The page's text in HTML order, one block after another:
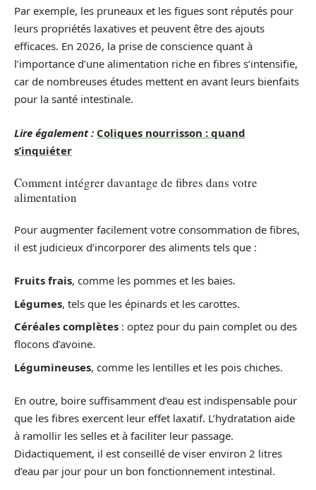
Par exemple, les pruneaux et les figues sont réputés pour
leurs propriétés laxatives et peuvent être des ajouts
efficaces. En 2026, la prise de conscience quant à
l’importance d’une alimentation riche en fibres s’intensifie,
car de nombreuses études mettent en avant leurs bienfaits
pour la santé intestinale.
Lire également : Coliques nourrisson : quand
s’inquiéter
Comment intégrer davantage de fibres dans votre
alimentation
Pour augmenter facilement votre consommation de fibres,
il est judicieux d’incorporer des aliments tels que :
Fruits frais, comme les pommes et les baies.
Légumes, tels que les épinards et les carottes.
Céréales complètes : optez pour du pain complet ou des
flocons d’avoine.
Légumineuses, comme les lentilles et les pois chiches.
En outre, boire suffisamment d’eau est indispensable pour
que les fibres exercent leur effet laxatif. L’hydratation aide
à ramollir les selles et à faciliter leur passage.
Didactiquement, il est conseillé de viser environ 2 litres
d’eau par jour pour un bon fonctionnement intestinal.